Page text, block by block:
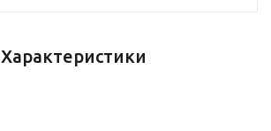
Характеристики